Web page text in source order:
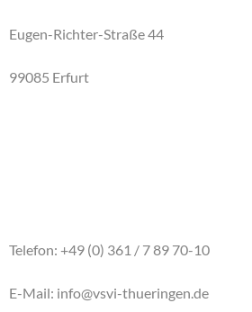
Eugen-Richter-Straße 44
99085 Erfurt
Telefon: +49 (0) 361 / 7 89 70-10
E-Mail: info@vsvi-thueringen.de